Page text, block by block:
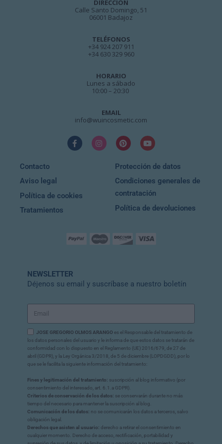
DIRECCIÓN
Calle Santo Domingo, 51
06001 Badajoz
TELÉFONOS
+34 924 207 911
+34 630 329 960
HORARIO
Lunes a sábado
10:00 – 20:30
EMAIL
info@wuincosmetic.com
Contacto
Aviso legal
Política de cookies
Tratamientos
Protección de datos
Condiciones generales de
contratación
Política de devoluciones
NEWSLETTER
Déjenos su email y suscríbase a nuestro boletín
JOSE GREGORIO OLMOS ARANGO es el Responsable del tratamiento de
los datos personales del usuario y le informa de que estos datos se tratarán de
conformidad con lo dispuesto en el Reglamento (UE) 2016/679, de 27 de
abril (GDPR), y la Ley Orgánica 3/2018, de 5 de diciembre (LOPDGDD), por lo
que se le facilita la siguiente información del tratamiento:
Fines y legitimación del tratamiento: suscripción al blog informativo (por
consentimiento del interesado, art. 6.1.a GDPR).
Criterios de conservación de los datos: se conservarán durante no más
tiempo del necesario para mantener la suscripción al blog.
Comunicación de los datos: no se comunicarán los datos a terceros, salvo
obligación legal.
Derechos que asisten al usuario: derecho a retirar el consentimiento en
cualquier momento. Derecho de acceso, rectificación, portabilidad y